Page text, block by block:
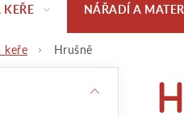
NÁŘADÍ A
keře Hrušně